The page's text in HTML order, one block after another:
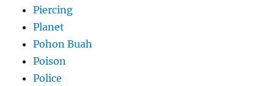
Piercing
Planet
Pohon Buah
Poison
Police